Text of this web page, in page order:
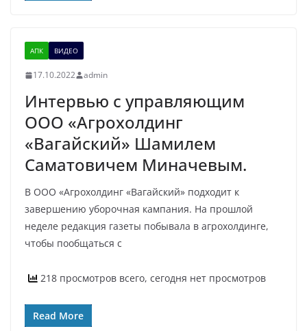
АПК ВИДЕО
17.10.2022 admin
Интервью с управляющим
ООО «Агрохолдинг
«Вагайский» Шамилем
Саматовичем Миначевым.
В ООО «Агрохолдинг «Вагайский» подходит к
завершению уборочная кампания. На прошлой
неделе редакция газеты побывала в агрохолдинге,
чтобы пообщаться с
218 просмотров всего, сегодня нет просмотров
Read More